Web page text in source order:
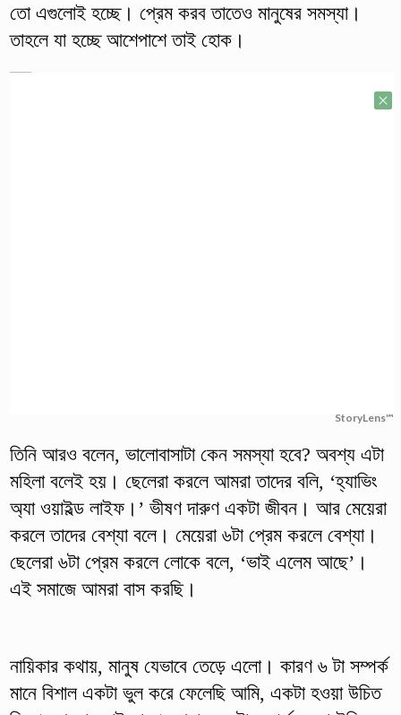
তো এগুলোই হচ্ছে। প্রেম করব তাতেও মানুষের সমস্যা।
তাহলে যা হচ্ছে আশেপাশে তাই হোক।
StoryLens™
তিনি আরও বলেন, ভালোবাসাটা কেন সমস্যা হবে? অবশ্য এটা
মহিলা বলেই হয়। ছেলেরা করলে আমরা তাদের বলি, ‘হ্যাভিং
অ্যা ওয়াইল্ড লাইফ।’ ভীষণ দারুণ একটা জীবন। আর মেয়েরা
করলে তাদের বেশ্যা বলে। মেয়েরা ৬টা প্রেম করলে বেশ্যা।
ছেলেরা ৬টা প্রেম করলে লোকে বলে, ‘ভাই এলেম আছে’।
এই সমাজে আমরা বাস করছি।
নায়িকার কথায়, মানুষ যেভাবে তেড়ে এলো। কারণ ৬ টা সম্পর্ক
মানে বিশাল একটা ভুল করে ফেলেছি আমি, একটা হওয়া উচিত